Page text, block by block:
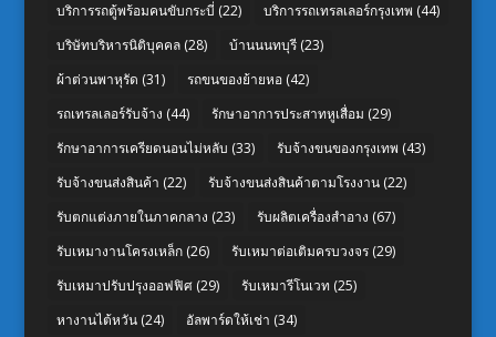
บริการรถตู้พร้อมคนขับกระบี่ (22) บริการรถเทรลเลอร์กรุงเทพ (44)
บริษัทบริหารนิติบุคคล(28) บ้านนนทบุรี(23)
ผ้าต่วนพาหุรัด (31) รถขนของย้ายหอ(42)
รถเทรลเลอร์รับจ้าง (44) รักษาอาการประสาทหูเสื่อม (29)
รักษาอาการเครียดนอนไม่หลับ (33) รับจ้างขนของกรุงเทพ (43)
รับจ้างขนส่งสินค้า (22) รับจ้างขนส่งสินค้าตามโรงงาน(22)
รับตกแต่งภายในภาคกลาง (23) รับผลิตเครื่องสำอาง (67)
รับเหมางานโครงเหล็ก(26) รับเหมาต่อเติมครบวงจร(29)
รับเหมาปรับปรุงออฟฟิศ(29) รับเหมารีโนเวท (25)
หางานไต้หวัน(24) อัลพาร์ดให้เช่า (34)